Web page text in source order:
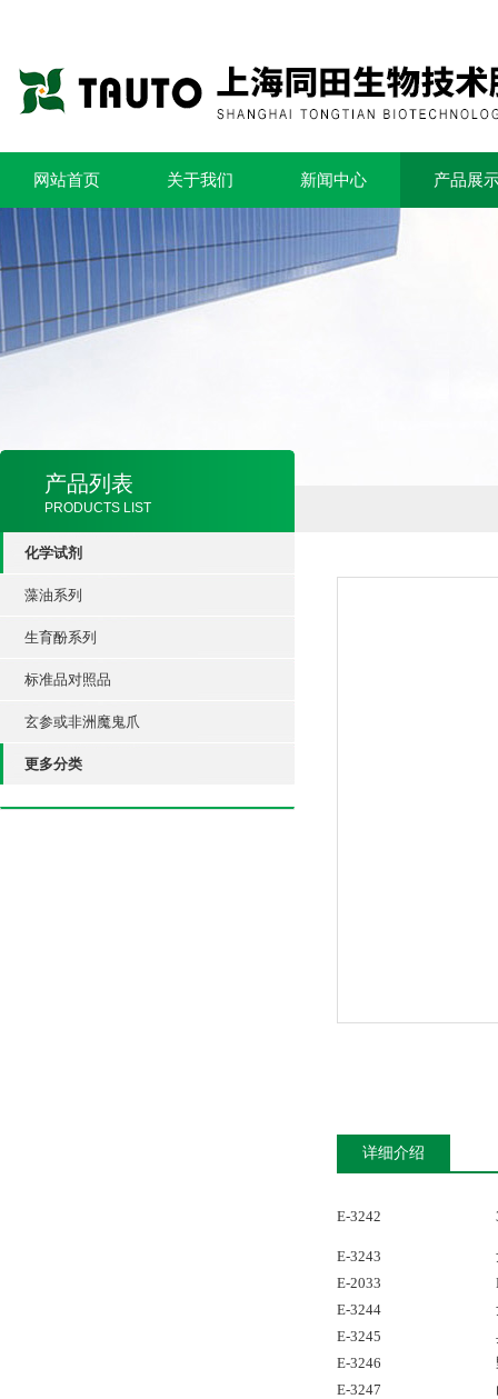
网站首页 关于我们 新闻中心 产品展
产品列表
PRODUCTS LIST
化学试剂
藻油系列
生育酚系列
标准品对照品
玄参或非洲魔鬼爪
更多分类
详细介绍
E-3242
E-3243
E-2033
E-3244
E-3245
E-3246
E-3247